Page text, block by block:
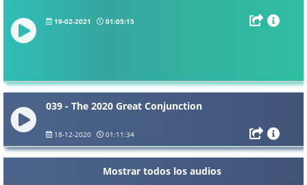
19-02-2021 01:05:15
039 - The 2020 Great Conjunction
18-12-2020 01:11:34
Mostrar todos los audios